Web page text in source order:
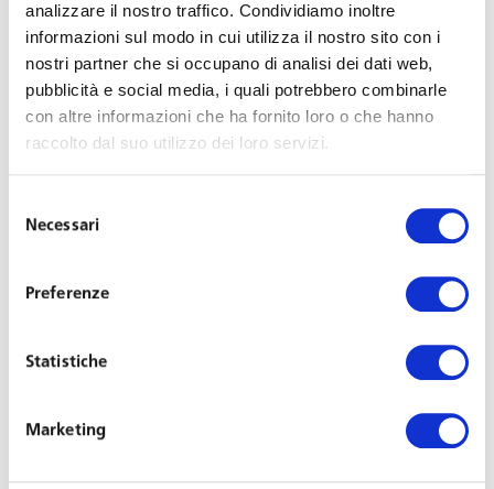
analizzare il nostro traffico. Condividiamo inoltre
informazioni sul modo in cui utilizza il nostro sito con i
nostri partner che si occupano di analisi dei dati web,
pubblicità e social media, i quali potrebbero combinarle
con altre informazioni che ha fornito loro o che hanno
raccolto dal suo utilizzo dei loro servizi.
delNecessari
Preferenze
Statistiche
Marketing
generazionale».
– Studio dell’anno: Lavoro –Toplegal Awards 2017–
perchè «Toffoletto De Luca Tamajo, studio dell’anno
lavoro, si contraddistingue per l’innovatività e
Toplegal Awards
messo a punto un’architettura informatica per migliorare
creando il dipartimento Research & Development.»
Toplegal
Awards 2015